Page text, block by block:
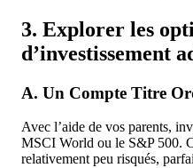
3. Explorer les
d’investissement
A. Un Compte Titre
Avec l’aide de vos parents,
MSCI World ou le S&P 500.
relativement peu risqués,